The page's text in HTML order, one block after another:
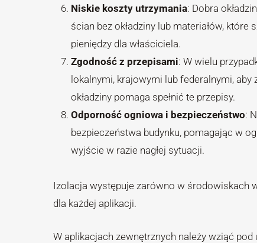
Niskie koszty utrzymania: Dobra
ścian bez okładziny lub materiałów,
pieniędzy dla właściciela.
Zgodność z przepisami: W wielu
lokalnymi, krajowymi lub federalnymi,
okładziny pomaga spełnić te przepisy.
Odporność ogniowa i bezpieczeństwo:
bezpieczeństwa budynku, pomagając w
wyjście w razie nagłej sytuacji.
Izolacja występuje zarówno w środowiskach
dla każdej aplikacji.
W aplikacjach zewnętrznych należy wziąć